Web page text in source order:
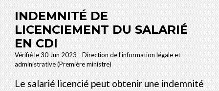
INDEMNITÉ DE
LICENCIEMENT DU SALARIÉ
EN CDI
Vérifié le 30 Jun 2023 - Direction de l'information légale et
administrative (Première ministre)
Le salarié licencié peut obtenir une indemnité